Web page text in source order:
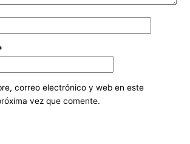
correo electrónico y web en este
vez que comente.